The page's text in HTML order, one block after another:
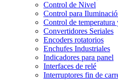
Control de Nivel
Control para
Control de temperatura
Convertidores Seriales
Encoders rotatorios
Enchufes Industriales
Indicadores para panel
Interfaces de relé
Interruptores fin de